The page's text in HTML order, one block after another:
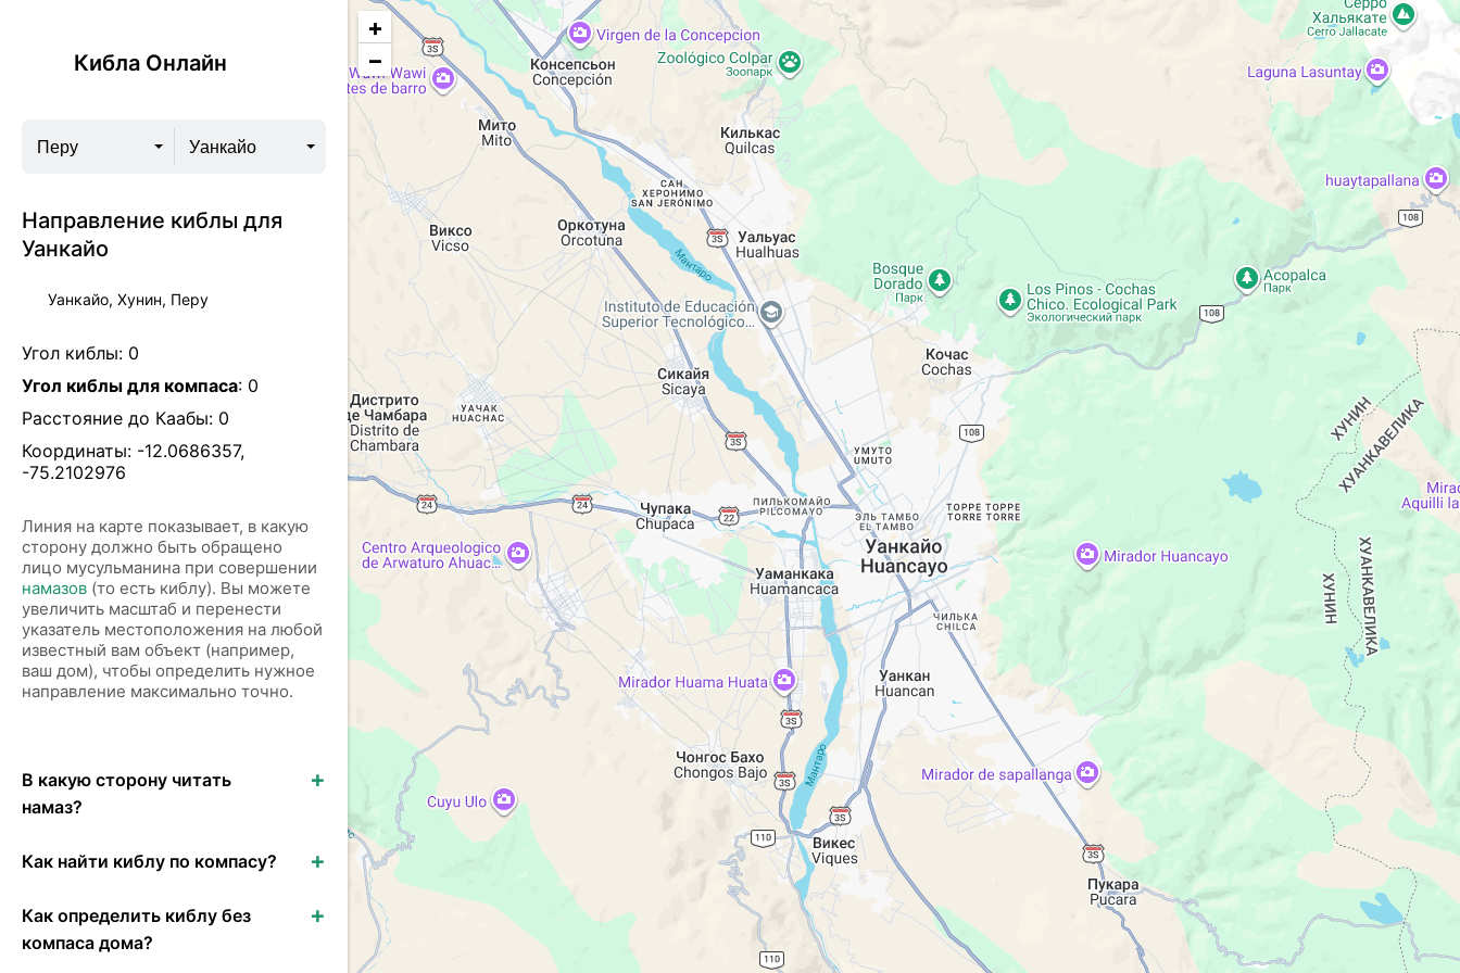
+
−
Кибла Онлайн
Перу Уанкайо
Направление киблы для
Уанкайо
Уанкайо, Хунин, Перу
Угол киблы: 0
Угол киблы для компаса: 0
Расстояние до Каабы: 0
Координаты: -12.0686357,
-75.2102976
Линия на карте показывает, в какую
сторону должно быть обращено
лицо мусульманина при совершении
намазов (то есть киблу). Вы можете
увеличить масштаб и перенести
указатель местоположения на любой
известный вам объект (например,
ваш дом), чтобы определить нужное
направление максимально точно.
В какую сторону читать
намаз?
Как найти киблу по компасу?
Как определить киблу без
компаса дома?